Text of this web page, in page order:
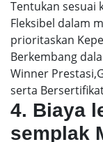
Tentukan sesuai
Fleksibel dalam
prioritaskan
Berkembang
Winner
serta
4. Biaya
semplak